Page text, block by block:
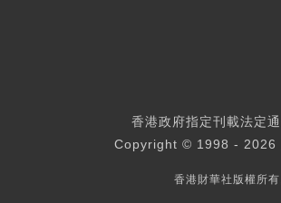
香港政府指定刊載法定
Copyright © 1998 - 2026
香港財華社版權所